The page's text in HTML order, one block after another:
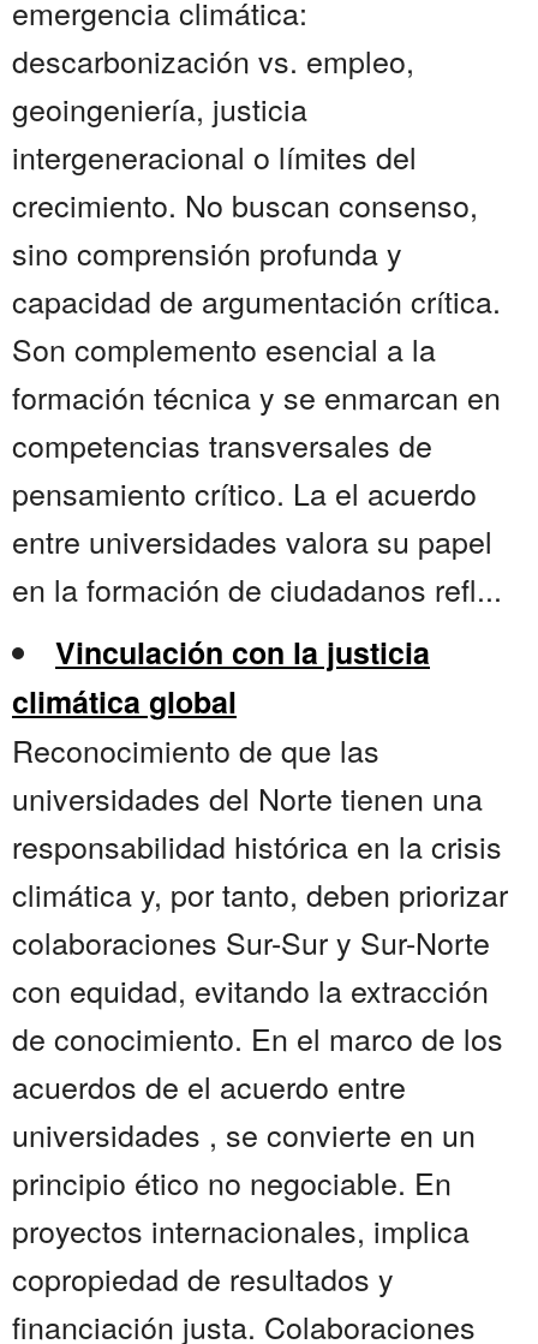
emergencia climática:
descarbonización vs. empleo,
geoingeniería, justicia
intergeneracional o límites del
crecimiento. No buscan consenso,
sino comprensión profunda y
capacidad de argumentación crítica.
Son complemento esencial a la
formación técnica y se enmarcan en
competencias transversales de
pensamiento crítico. La el acuerdo
entre universidades valora su papel
en la formación de ciudadanos refl...
Vinculación con la justicia
climática global
Reconocimiento de que las
universidades del Norte tienen una
responsabilidad histórica en la crisis
climática y, por tanto, deben priorizar
colaboraciones Sur-Sur y Sur-Norte
con equidad, evitando la extracción
de conocimiento. En el marco de los
acuerdos de el acuerdo entre
universidades , se convierte en un
principio ético no negociable. En
proyectos internacionales, implica
copropiedad de resultados y
financiación justa. Colaboraciones